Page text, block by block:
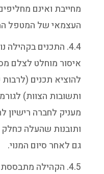
מחייבת ואינם
העצמאי של המטפל
4.4. התכנים
איסור מוחלט לצלם
להוציא תכנים
ותשובות הצוות)
מעניק לחברה רישיון
ותובנות שהעלה
גם לאחר סיום המנוי.
4.5. הקהילה